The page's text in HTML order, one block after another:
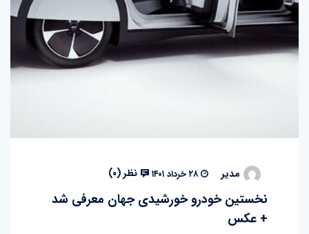
مدیر نظر (۰)
نخستین خودرو خورشیدی جهان معرفی شد
+ عکس